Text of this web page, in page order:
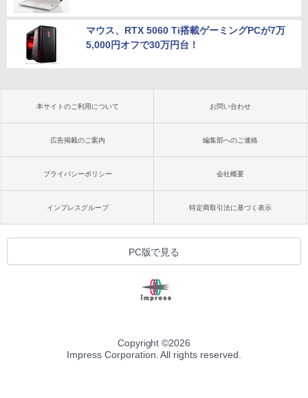
マウス、RTX 5060 Ti搭載ゲーミングPCが7万
5,000円オフで30万円台！
本サイトのご利用について お問い合わせ
広告掲載のご案内 編集部へのご連絡
プライバシーポリシー 会社概要
インプレスグループ 特定商取引法に基づく表示
PC版で見る
Copyright ©2026
Impress Corporation. All rights reserved.